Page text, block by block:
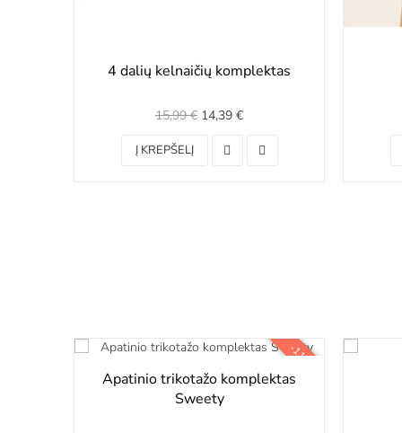
4 dalių kelnaičių komplektas
15,99 € 14,39 €
Į KREPŠELĮ
-11,00 €
Apatinio trikotažo komplektas
Sweety